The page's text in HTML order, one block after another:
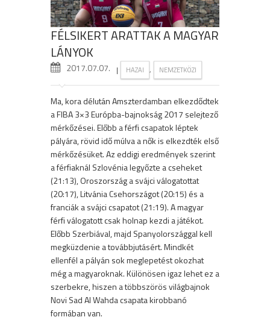
FÉLSIKERT ARATTAK A MAGYAR
LÁNYOK
2017.07.07. | HAZAI , NEMZETKÖZI
Ma, kora délután Amszterdamban elkezdődtek
a FIBA 3×3 Európba-bajnokság 2017 selejtező
mérkőzései. Előbb a férfi csapatok léptek
pályára, rövid idő múlva a nők is elkezdték első
mérkőzésüket. Az eddigi eredmények szerint
a férfiaknál Szlovénia legyőzte a cseheket
(21:13), Oroszország a svájci válogatottat
(20:17), Litvánia Csehországot (20:15) és a
franciák a svájci csapatot (21:19). A magyar
férfi válogatott csak holnap kezdi a játékot.
Előbb Szerbiával, majd Spanyolországgal kell
megküzdenie a továbbjutásért. Mindkét
ellenfél a pályán sok meglepetést okozhat
még a magyaroknak. Különösen igaz lehet ez a
szerbekre, hiszen a többszörös világbajnok
Novi Sad Al Wahda csapata kirobbanó
formában van.